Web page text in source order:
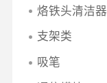
烙铁头清洁器
支架类
吸笔